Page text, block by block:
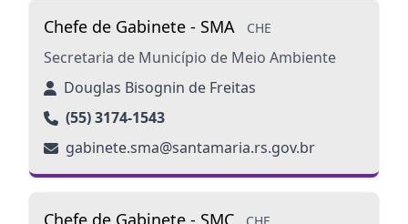
Chefe de Gabinete - SMA CHE
Secretaria de Município de Meio Ambiente
Douglas Bisognin de Freitas
(55) 3174-1543
gabinete.sma@santamaria.rs.gov.br
Chefe de Gabinete - SMC